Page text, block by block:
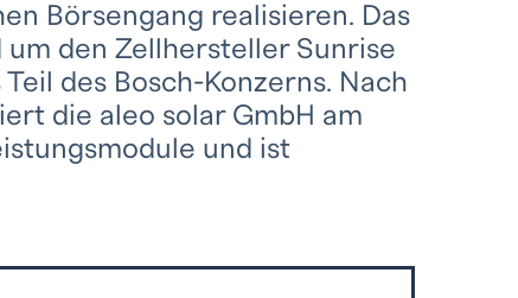
Börsengang realisieren. Das
den Zellhersteller Sunrise
des Bosch-Konzerns. Nach
die aleo solar GmbH am
und ist